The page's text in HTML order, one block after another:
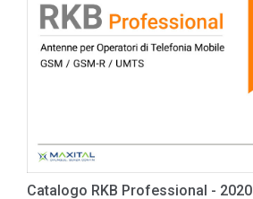
Catalogo RKB Professional - 2020